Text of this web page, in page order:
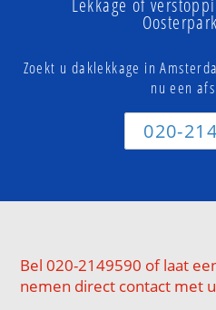
Lekkage of
Zoekt u daklekkage in
nu een
020-
Bel 020-2149590 of laat
nemen direct contact met